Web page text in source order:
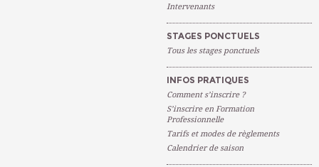
Intervenants
STAGES PONCTUELS
Tous les stages ponctuels
INFOS PRATIQUES
Comment s’inscrire ?
S’inscrire en Formation
Professionnelle
Tarifs et modes de règlements
Calendrier de saison